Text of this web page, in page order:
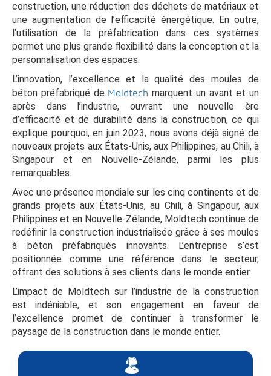
construction, une réduction des déchets de matériaux et
une augmentation de l’efficacité énergétique. En outre,
l’utilisation de la préfabrication dans ces systèmes
permet une plus grande flexibilité dans la conception et la
personnalisation des espaces.
L’innovation, l’excellence et la qualité des moules de
béton préfabriqué de Moldtech marquent un avant et un
après dans l’industrie, ouvrant une nouvelle ère
d’efficacité et de durabilité dans la construction, ce qui
explique pourquoi, en juin 2023, nous avons déjà signé de
nouveaux projets aux États-Unis, aux Philippines, au Chili, à
Singapour et en Nouvelle-Zélande, parmi les plus
remarquables.
Avec une présence mondiale sur les cinq continents et de
grands projets aux États-Unis, au Chili, à Singapour, aux
Philippines et en Nouvelle-Zélande, Moldtech continue de
redéfinir la construction industrialisée grâce à ses moules
à béton préfabriqués innovants. L’entreprise s’est
positionnée comme une référence dans le secteur,
offrant des solutions à ses clients dans le monde entier.
L’impact de Moldtech sur l’industrie de la construction
est indéniable, et son engagement en faveur de
l’excellence promet de continuer à transformer le
paysage de la construction dans le monde entier.